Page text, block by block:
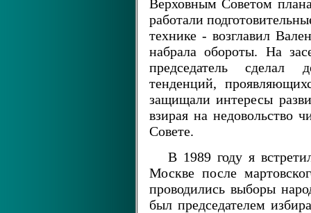
Верховным Советом
работали
технике - возглавил
набрала обороты. На
председатель сделал
тенденций,
защищали интересы
взирая на недовольство
Совете.
В 1989 году я
Москве после
проводились выборы
был председателем